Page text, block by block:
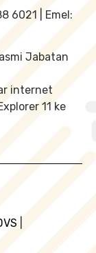
6021 | Emel:
Jabatan
internet
11 ke